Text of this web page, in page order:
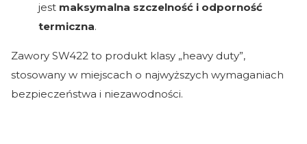
jest maksymalna szczelność i odporność
termiczna.
Zawory SW422 to produkt klasy „heavy duty”,
stosowany w miejscach o najwyższych wymaganiach
bezpieczeństwa i niezawodności.